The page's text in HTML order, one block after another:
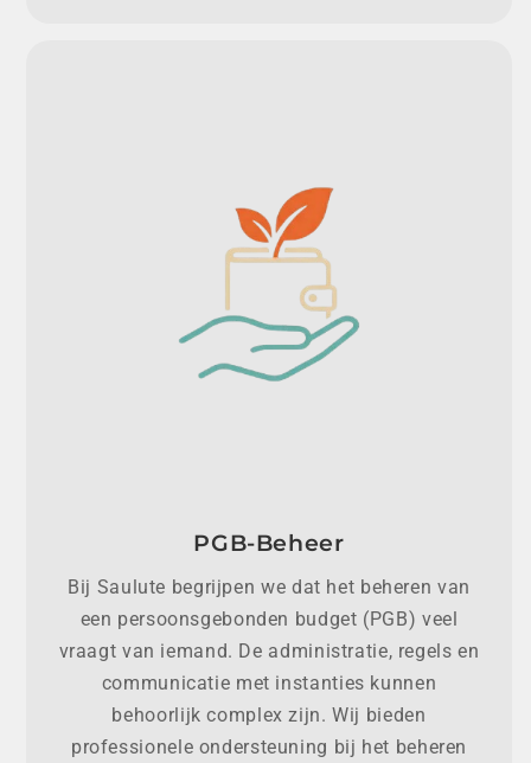
PGB-Beheer
Bij Saulute begrijpen we dat het beheren van
een persoonsgebonden budget (PGB) veel
vraagt van iemand. De administratie, regels en
communicatie met instanties kunnen
behoorlijk complex zijn. Wij bieden
professionele ondersteuning bij het beheren